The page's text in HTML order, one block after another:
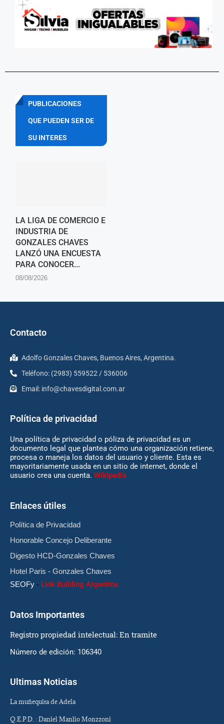
PUBLICACIONES
QUE PUEDEN SER DE
SU INTERES
LA LIGA DE COMERCIO E
INDUSTRIA DE
GONZALES CHAVES
LANZÓ UNA ENCUESTA
PARA CONOCER...
08/08/2026
Contacto
Adolfo Gonzales Chaves, Buenos Aires, Argentina.
Teléfono: (2983) 559522 / 536006
Email: info@chavesdigital.com.ar
Política de privacidad
Una política de privacidad o póliza de privacidad es un
documento legal que plantea cómo una organización retiene,
procesa o maneja los datos del usuario y cliente. Esta es
mayoritariamente usada en un sitio de internet, donde el
usuario crea una cuenta. Wikipedia
Enlaces útiles
Política de Privacidad
Honorable Concejo Deliberante
Digesto HCD-Gonzales Chaves
Hotel Paris - Gonzales Chaves
SEOFy - Link Building Argentina
Datos Importantes
Registro propiedad intelectual: En tramite
Número de edición: 106340
Ultimas Noticias
La muñequita de Adela
Q.E.P.D. : Daniel Manlio Monzzoni